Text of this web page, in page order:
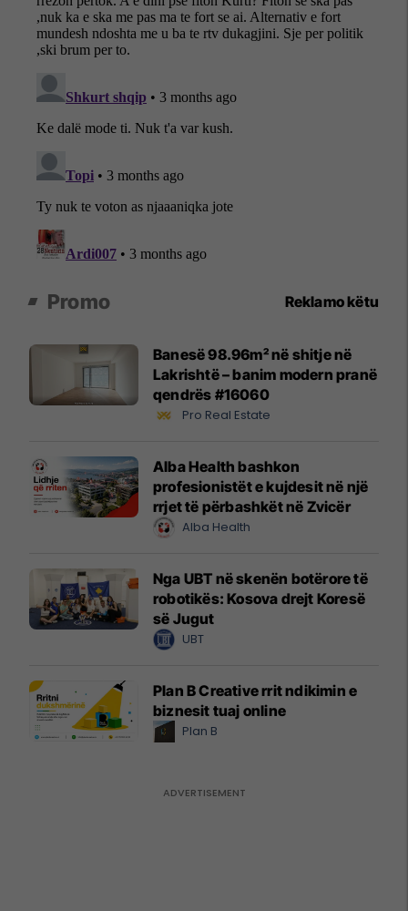
Promo Reklamo këtu
Banesë 98.96m² në shitje në
Lakrishtë – banim modern pranë
qendrës #16060
Pro Real Estate
Alba Health bashkon
profesionistët e kujdesit në një
rrjet të përbashkët në Zvicër
Alba Health
Nga UBT në skenën botërore të
robotikës: Kosova drejt Koresë
së Jugut
UBT
Plan B Creative rrit ndikimin e
biznesit tuaj online
Plan B